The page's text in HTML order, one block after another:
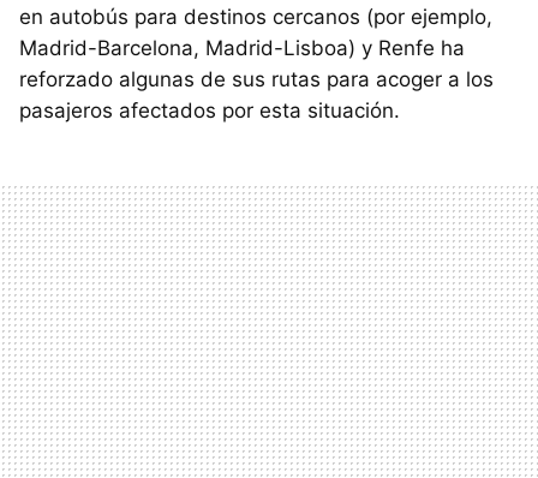
en autobús para destinos cercanos (por ejemplo,
Madrid-Barcelona, Madrid-Lisboa) y Renfe ha
reforzado algunas de sus rutas para acoger a los
pasajeros afectados por esta situación.